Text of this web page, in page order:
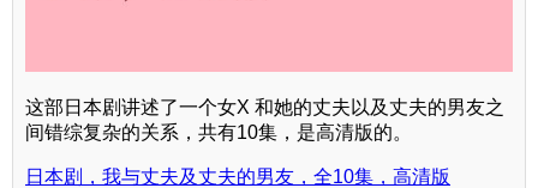
这部日本剧讲述了一个女X 和她的丈夫以及丈夫的男友之
间错综复杂的关系，共有10集，是高清版的。
日本剧，我与丈夫及丈夫的男友，全10集，高清版